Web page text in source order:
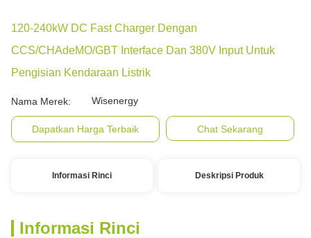
120-240kW DC Fast Charger Dengan
CCS/CHAdeMO/GBT Interface Dan 380V Input Untuk
Pengisian Kendaraan Listrik
Nama Merek: Wisenergy
Dapatkan Harga Terbaik Chat Sekarang
Informasi Rinci Deskripsi Produk
Informasi Rinci